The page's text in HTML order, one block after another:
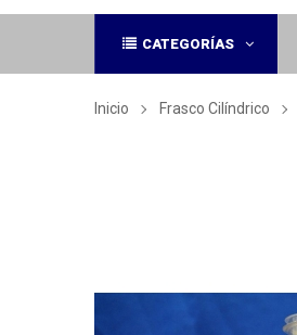
CATEGORÍAS
Inicio Frasco Cilíndrico